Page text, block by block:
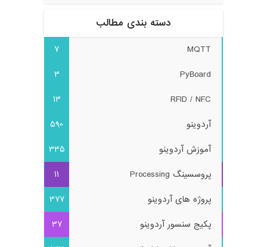
دسته بندی مطالب
MQTT
7
PyBoard
3
RFID / NFC
13
آردوینو
590
آموزش آردوینو
335
پروسسینگ Processing
11
پروژه های آردوینو
377
پکیج سنسور آردوینو
37